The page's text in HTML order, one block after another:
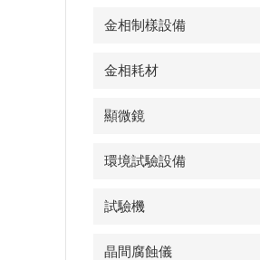
金相制樣設備
金相耗材
顯微鏡
環境試驗設備
試驗機
晶間腐蝕儀